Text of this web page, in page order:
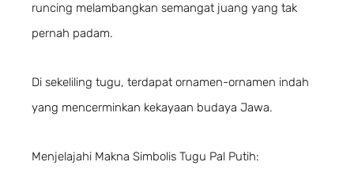
runcing melambangkan semangat juang yang tak
pernah padam.
Di sekeliling tugu, terdapat ornamen-ornamen indah
yang mencerminkan kekayaan budaya Jawa.
Menjelajahi Makna Simbolis Tugu Pal Putih: